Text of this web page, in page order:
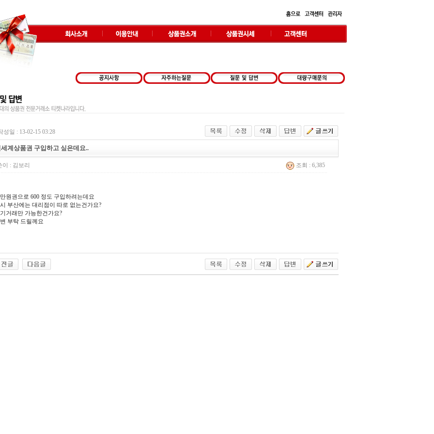
성일 : 13-02-15 03:28
계상품권 구입하고 싶은데요..
이 : 김보리 조회 : 6,385
원권으로 600 정도 구입하려는데요
부산에는 대리점이 따로 없는건가요?
거래만 가능한건가요?
부탁 드릴께요